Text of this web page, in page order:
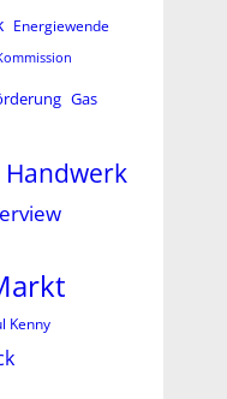
Energiewende
Gas
Handwerk
Kenny